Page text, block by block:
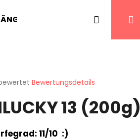
CHILI PFEFFERSuchen
Bewertungsdetails
13 (200g)
11/10 :)